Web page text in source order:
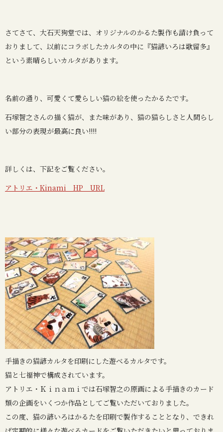
さてさて、大石天狗堂では、オリジナルのかるた製作も請け負って
おりまして、以前にコラボしたカルタの中に『猫諺いろは歌留多』
という素晴らしいカルタがあります。
名前の通り、可愛くて愛らしい猫の絵を使ったかるたです。
石塚智之さんの描く猫が、また味があり、猫の猫らしさと人間らし
い部分の表現が最高に良い!!!!
詳しくは、下記をご覧ください。
アトリエ・Kinami HP URL
手描きの猫諺カルタを印刷にした遊べるカルタです。
猫と七福神で構成されています。
アトリエ・Ｋｉｎａｍｉでは石塚智之の原画による手描きのカード
類の企画をいくつか作品としてご覧いただいておりました。
この度、猫の諺いろはかるたを印刷で製作することとなり、できれ